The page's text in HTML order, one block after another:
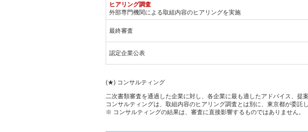
ヒアリング調査
外部専門機関による取組内容のヒアリングを実施
最終審査
認定企業公表
(★) コンサルティング
二次書類審査を通過した企業に対し、各企業に最も適したアドバイス、提
コンサルティングは、取組内容のヒアリング調査とは別に、東京都が委託
※ コンサルティングの結果は、審査に直接影響するものではありません。